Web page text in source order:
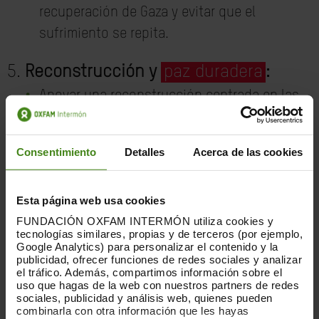
Consentimiento Detalles Acerca de las cookies
Esta página web usa cookies
FUNDACIÓN OXFAM INTERMÓN utiliza cookies y
tecnologías similares, propias y de terceros (por ejemplo,
Google Analytics) para personalizar el contenido y la
publicidad, ofrecer funciones de redes sociales y analizar
el tráfico. Además, compartimos información sobre el
uso que hagas de la web con nuestros partners de redes
sociales, publicidad y análisis web, quienes pueden
combinarla con otra información que les hayas
recuperación de Gaza y evitar que el
sufrimiento se repita.
Reconstrucción y paz duradera :
Apoyar una reconstrucción centrada en las
necesidades y las voces de la población
palestina.
Garantizar una paz justa y duradera.
Súmate a nosotras con tu firma para
que sigamos presionando hasta
alcanzar una paz duradera, justa e
inclusiva. #NoVamosAParar.